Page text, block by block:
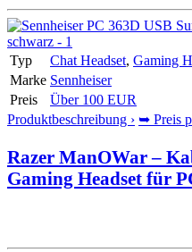
Typ Chat Headset, Gaming
Marke Sennheiser
Preis
Über 100 EUR
Produktbeschreibung › ➥ Preis
Razer ManOWar –
Gaming Headset für